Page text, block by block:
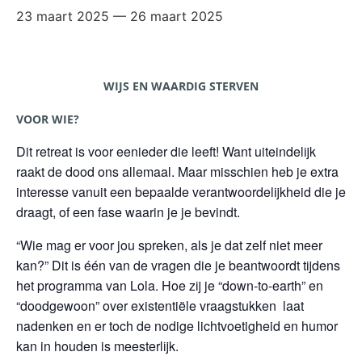
23 maart 2025 — 26 maart 2025
WIJS EN WAARDIG STERVEN
VOOR WIE?
Dit retreat is voor eenieder die leeft! Want uiteindelijk
raakt de dood ons allemaal. Maar misschien heb je extra
interesse vanuit een bepaalde verantwoordelijkheid die je
draagt, of een fase waarin je je bevindt.
“Wie mag er voor jou spreken, als je dat zelf niet meer
kan?” Dit is één van de vragen die je beantwoordt tijdens
het programma van Lola. Hoe zij je “down-to-earth” en
“doodgewoon” over existentiële vraagstukken laat
nadenken en er toch de nodige lichtvoetigheid en humor
kan in houden is meesterlijk.